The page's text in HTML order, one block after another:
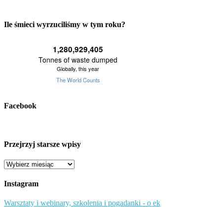
Ile śmieci wyrzuciliśmy w tym roku?
Facebook
Przejrzyj starsze wpisy
Przejrzyj
wpisy
Instagram
Warsztaty i webinary, szkolenia i pogadanki - o ek